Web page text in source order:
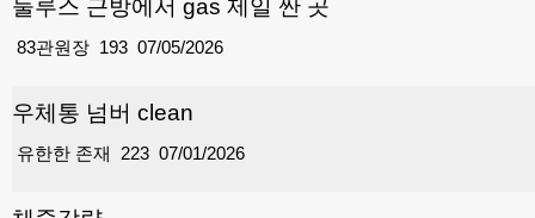
둘루스 근방에서 gas 제일 싼 곳
193
83관원장 07/05/2026
우체통 넘버 clean
223
유한한 존재 07/01/2026